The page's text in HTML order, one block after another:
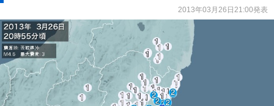
2013年03月26日21:00発表